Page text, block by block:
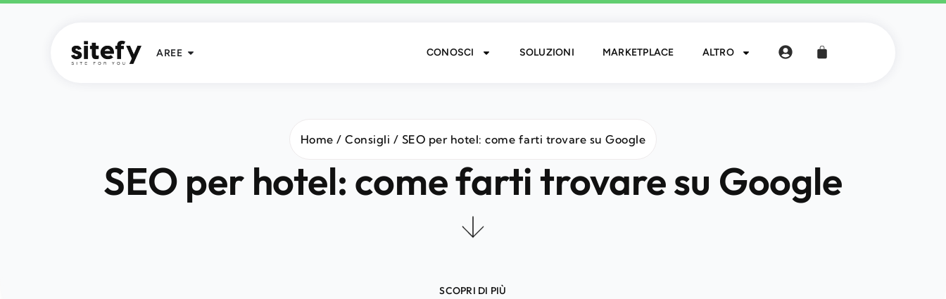
AREE CONOSCI SOLUZIONI MARKETPLACE ALTRO
Home /Consigli / SEO per hotel: come farti trovare su Google
SEO per hotel: come farti trovare su Google
SCOPRI DI PIÙ